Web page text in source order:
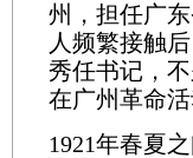
州，担任广
人频繁接触
秀任书记，
在广州革命
1921年春夏